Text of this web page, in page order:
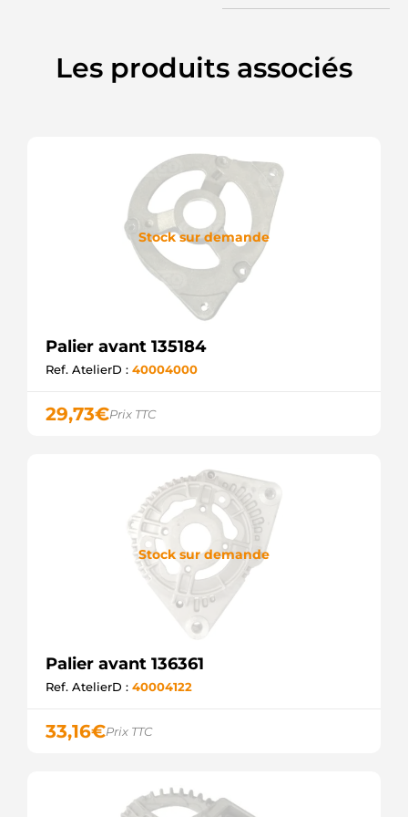
Les produits associés
Stock sur demande
Palier avant 135184
Ref. AtelierD : 40004000
29,73€Prix TTC
Stock sur demande
Palier avant 136361
Ref. AtelierD : 40004122
33,16€Prix TTC